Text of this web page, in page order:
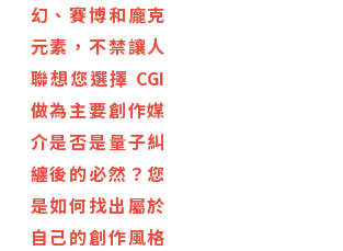
幻、賽博和龐克
元素，不禁讓人
聯想您選擇 CGI
做為主要創作媒
介是否是量子糾
纏後的必然？您
是如何找出屬於
自己的創作風格